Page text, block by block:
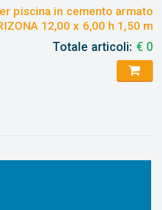
piscina in cemento armato
12,00 x 6,00 h 1,50 m
Totale articoli: € 0